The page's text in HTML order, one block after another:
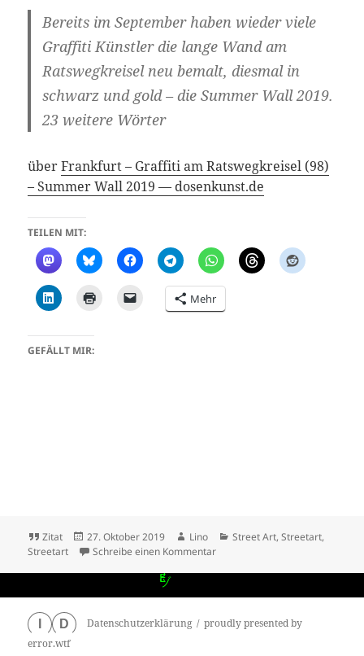
Bereits im September haben wieder viele
Graffiti Künstler die lange Wand am
Ratswegkreisel neu bemalt, diesmal in
schwarz und gold – die Summer Wall 2019.
23 weitere Wörter
überFrankfurt – Graffiti am Ratswegkreisel (98)
– Summer Wall 2019 — dosenkunst.de
TEILEN MIT:
Mehr
GEFÄLLT MIR:
Format
Zitat
Veröffentlicht
am
27. Oktober 2019 Autor
Lino Kategorien
Street Art,Streetart,
Streetart
Schreibe einen Kommentarzu Frankfurt – Graffiti am
D Datenschutzerklärung
proudly presented by
error.wtf